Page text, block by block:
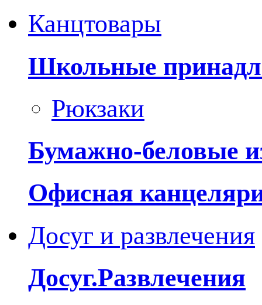
Канцтовары
Школьные
Рюкзаки
Бумажно-беловые
Офисная
Досуг и развлечения
Досуг.Развлечения